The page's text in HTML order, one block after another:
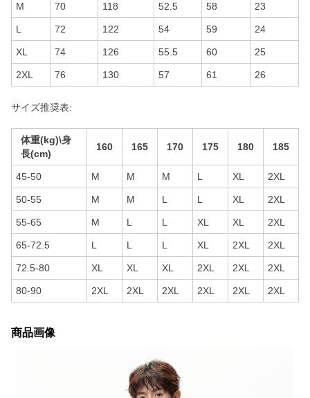
M 70 118 52.5 58 23
L 72 122 54 59 24
XL 74 126 55.5 60 25
2XL 76 130 57 61 26
サイズ推奨表:
体重(kg)\身
長(cm)
160 165 170 175 180 185
45-50 M M M L XL 2XL
50-55 M M L L XL 2XL
55-65 M L L XL XL 2XL
65-72.5 L L L XL 2XL 2XL
72.5-80 XL XL XL 2XL 2XL 2XL
80-90 2XL 2XL 2XL 2XL 2XL 2XL
商品画像